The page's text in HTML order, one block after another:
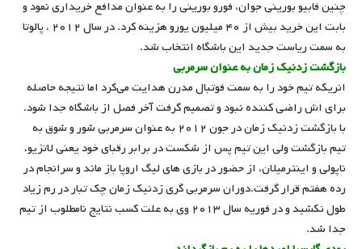
چنین فابیو بورینی جوان، فورو بورینی را به عنوان مدافع خریداری نمود و
بابت این خرید بیش از ۴۰ میلیون یورو هزینه کرد. در سال ۲۰۱۲ ، پالوتا
به سمت ریاست جدید این باشگاه انتخاب شد.
بازگشت زدنیک زمان به عنوان سرمربی
انریکه تیم خود را به سمت فوتبال مدرن هدایت می‌کرد اما نتیجه حاصله
برای اش راضی کننده نبود و تصمیم گرفت آخر فصل از باشگاه جدا شود.
با بازگشت زدنیک زمان در جون ۲۰۱۲ به عنوان سرمربی شور و شوق به
تیم بازگشت ولی این تیم پس از شکست در برابر رقبای خود یعنی لاتزیو،
ناپولی و اینترمیلان، از حضور در بازی های لیگ اروپا باز ماند و سرانجام در
رده هفتم قرار گرفت.دوران سرمربی گری زدنیک زمان چک تبار در رم زیاد
طول نکشید و در فوریه سال ۲۰۱۳ وی به علت کسب نتایج نامطلوب از تیم
جدا شد.